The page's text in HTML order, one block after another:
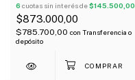
Oferta!
6 cuotas sin interés de$145.500,00
$873.000,00
$785.700,00 con Transferencia o
depósito